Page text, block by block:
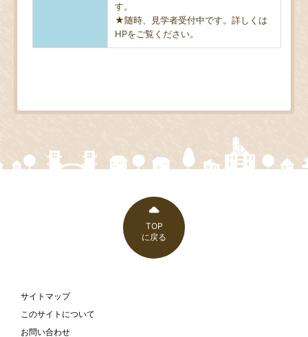
す。
★随時、見学者受付中です。詳しくは
HPをご覧ください。
TOP
に戻る
サイトマップ
このサイトについて
お問い合わせ